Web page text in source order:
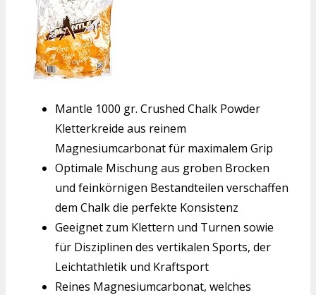
Mantle 1000 gr. Crushed Chalk Powder
Kletterkreide aus reinem
Magnesiumcarbonat für maximalem Grip
Optimale Mischung aus groben Brocken
und feinkörnigen Bestandteilen verschaffen
dem Chalk die perfekte Konsistenz
Geeignet zum Klettern und Turnen sowie
für Disziplinen des vertikalen Sports, der
Leichtathletik und Kraftsport
Reines Magnesiumcarbonat, welches